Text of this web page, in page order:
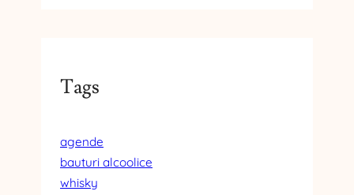
Tags
agende
bauturi alcoolice
whisky